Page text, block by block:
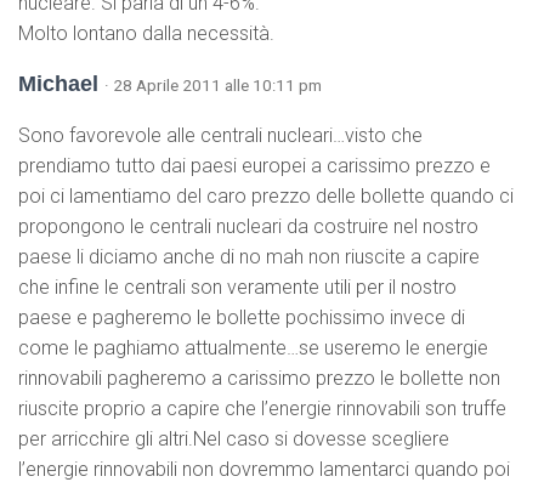
Molto lontano dalla necessità.
Michael · 28 Aprile 2011 alle 10:11 pm
Sono favorevole alle centrali nucleari…visto che
prendiamo tutto dai paesi europei a carissimo prezzo e
poi ci lamentiamo del caro prezzo delle bollette quando ci
propongono le centrali nucleari da costruire nel nostro
paese li diciamo anche di no mah non riuscite a capire
che infine le centrali son veramente utili per il nostro
paese e pagheremo le bollette pochissimo invece di
come le paghiamo attualmente…se useremo le energie
rinnovabili pagheremo a carissimo prezzo le bollette non
riuscite proprio a capire che l’energie rinnovabili son truffe
per arricchire gli altri.Nel caso si dovesse scegliere
l’energie rinnovabili non dovremmo lamentarci quando poi